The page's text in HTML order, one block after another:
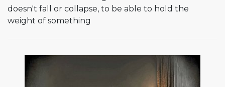
doesn't fall or collapse, to be able to hold the
weight of something